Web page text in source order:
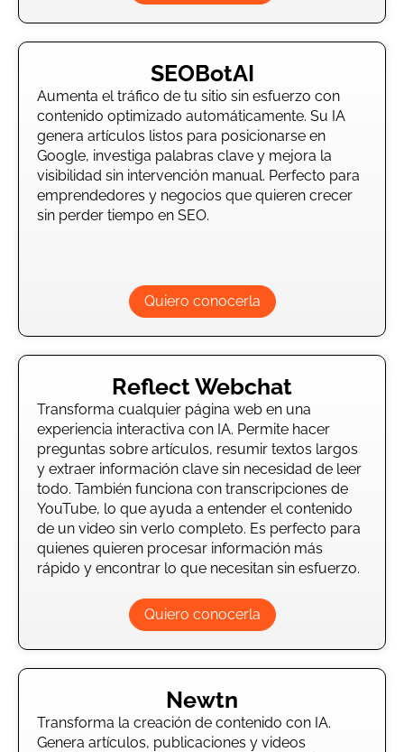
SEOBotAI
Aumenta el tráfico de tu sitio sin esfuerzo con
contenido optimizado automáticamente. Su IA
genera artículos listos para posicionarse en
Google, investiga palabras clave y mejora la
visibilidad sin intervención manual. Perfecto para
emprendedores y negocios que quieren crecer
sin perder tiempo en SEO.
Quiero conocerla
Reflect Webchat
Transforma cualquier página web en una
experiencia interactiva con IA. Permite hacer
preguntas sobre artículos, resumir textos largos
y extraer información clave sin necesidad de leer
todo. También funciona con transcripciones de
YouTube, lo que ayuda a entender el contenido
de un video sin verlo completo. Es perfecto para
quienes quieren procesar información más
rápido y encontrar lo que necesitan sin esfuerzo.
Quiero conocerla
Newtn
Transforma la creación de contenido con IA.
Genera artículos, publicaciones y videos